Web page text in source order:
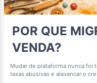
POR QUE
VENDA?
Mudar de plataforma nunca foi
taxas abusivas e alavancar o